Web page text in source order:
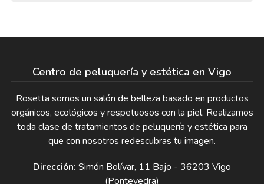
Centro de peluquería y estética en Vigo
Rosetta somos un salón de belleza basado en productos
orgánicos, ecológicos y respetuosos con la piel. Realizamos
toda clase de tratamientos de peluquería y estética para
que con nosotros redescubras tu imagen.
Dirección: Simón Bolívar, 11 Bajo - 36203 Vigo
(Pontevedra)